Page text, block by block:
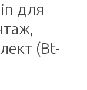
для
(Bt-